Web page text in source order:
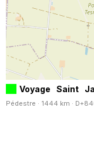
Voyage Saint
Pédestre · 1444 km ·